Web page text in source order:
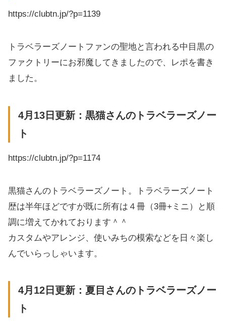
https://clubtn.jp/?p=1139
トラベラーズノートファンの聖地と言われる中目黒の
ファクトリーにお邪魔してきましたので、レポを書き
ました。
4月13日更新：黒猫さんのトラベラーズノー
ト
https://clubtn.jp/?p=1174
黒猫さんのトラベラーズノート。トラベラーズノート
歴は半年ほどですが既に所有は４冊（3冊+ミニ）と順
調に増えてかれております＾＾
カスタムやアレンジ、使いみちの模索などを日々楽し
んでいらっしゃいます。
4月12日更新：夏目さんのトラベラーズノー
ト